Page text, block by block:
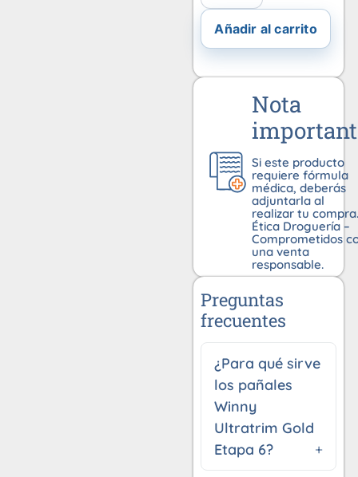
Añadir al carrito
Nota
Si este producto
requiere fórmula
médica, deberás
adjuntarla al
realizar tu compra.
Ética Droguería –
Comprometidos
una venta
responsable.
Preguntas
frecuentes
¿Para qué sirve
los pañales
Winny
Ultratrim Gold
Etapa 6?